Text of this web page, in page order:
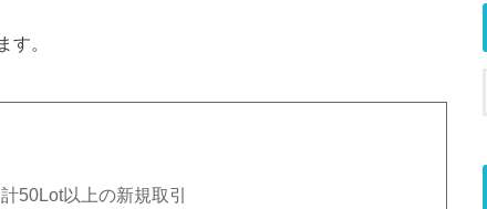
す。
50Lot以上の新規取引